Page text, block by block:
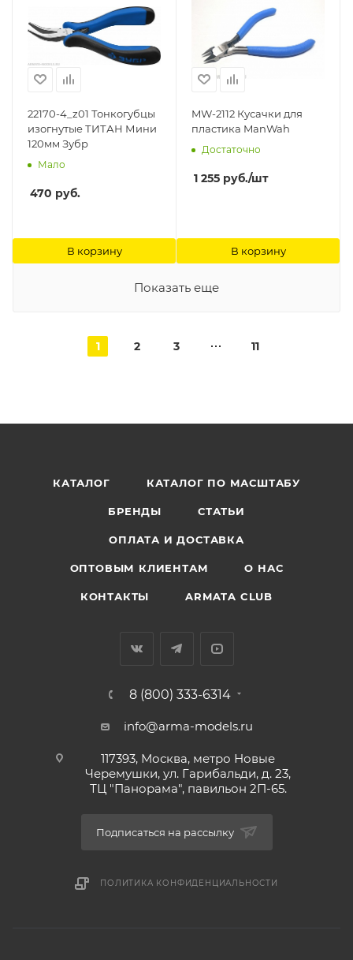
22170-4_z01 Тонкогубцы
изогнутые ТИТАН Мини
120мм Зубр
Мало
470 руб.
В корзину
MW-2112 Кусачки для
пластика ManWah
Достаточно
1 255 руб./шт
В корзину
Показать еще
1 2 3 11
КАТАЛОГ КАТАЛОГ ПО МАСШТАБУ
БРЕНДЫ СТАТЬИ
ОПЛАТА И ДОСТАВКА
ОПТОВЫМ КЛИЕНТАМ О НАС
КОНТАКТЫ ARMATA CLUB
8 (800) 333-6314
info@arma-models.ru
117393, Москва, метро Новые
Черемушки, ул. Гарибальди, д. 23,
ТЦ "Панорама", павильон 2П-65.
Подписаться на рассылку
ПОЛИТИКА КОНФИДЕНЦИАЛЬНОСТИ